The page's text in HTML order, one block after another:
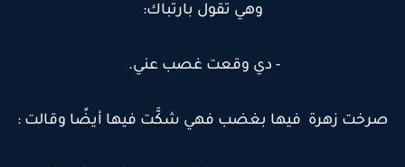
وهي تقول بارتباك:
- دي وقعت غصب عني.
صرخت زهرة فيها بغضب فهي شكَّت فيها أيضًا وقالت :